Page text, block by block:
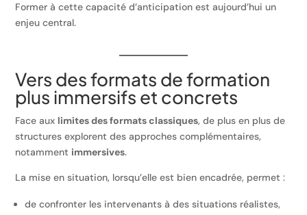
Former à cette capacité d’anticipation est aujourd’hui un
enjeu central.
Vers des formats de formation
plus immersifs et concrets
Face aux limites des formats classiques, de plus en plus de
structures explorent des approches complémentaires,
notamment immersives.
La mise en situation, lorsqu’elle est bien encadrée, permet :
de confronter les intervenants à des situations réalistes,